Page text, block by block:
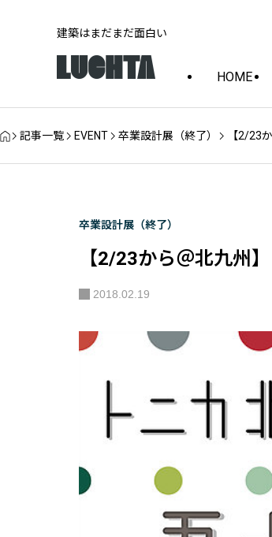
建築はまだまだ面白い
HOME
記事一覧 EVENT 卒業設計展（終了） 【2/23
卒業設計展（終了）
【2/23から＠北九州
2018.02.19